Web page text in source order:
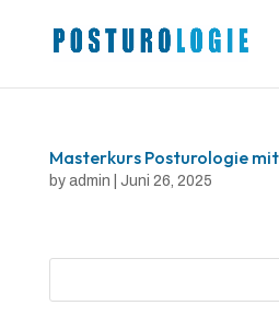
Masterkurs Posturologie
by admin Juni 26, 2025